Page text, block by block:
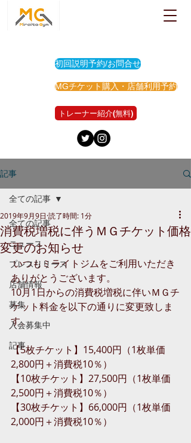
初回説明予約/お問合せ
MGチケット購入・店舗利用予約
トレーナー紹介(無料)
記事
全ての記事
ニュース
プレスリリース
店舗情報
募集
入会募集中
記事
全ての記事
消費税増税に伴うＭＧチケット価格
変更のお知らせ
2019年9月9日 読了時間: 1分
いつもミライトジムをご利用いただき
ありがとうございます。
10月1日からの消費税増税に伴いＭＧチ
ケット料金を以下の通りに変更致しま
す。
【5枚チケット】15,400円（1枚単価
2,800円＋消費税10％）
【10枚チケット】27,500円（1枚単価
2,500円＋消費税10％）
【30枚チケット】66,000円（1枚単価
2,000円＋消費税10％）